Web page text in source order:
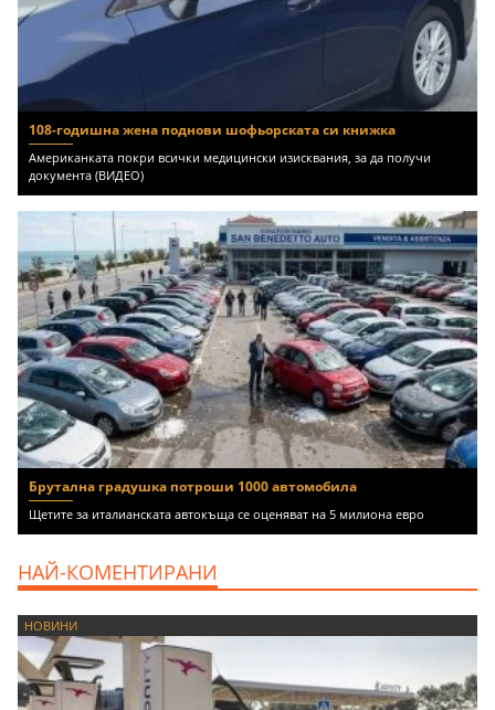
108-годишна жена поднови шофьорската си книжка
Американката покри всички медицински изисквания, за да получи
документа (ВИДЕО)
Брутална градушка потроши 1000 автомобила
Щетите за италианската автокъща се оценяват на 5 милиона евро
НАЙ-КОМЕНТИРАНИ
НОВИНИ